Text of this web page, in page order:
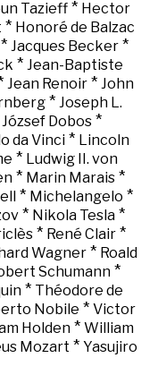
Tazieff * Hector
* Honoré de Balzac
* Jacques Becker *
* Jean-Baptiste
Jean Renoir* John
* Joseph L.
József Dobos *
da Vinci* Lincoln
* Ludwig II. von
* Marin Marais*
* Michelangelo *
* Nikola Tesla *
* René Clair*
Wagner* Roald
Schumann*
* Théodore de
Nobile * Victor
Holden* William
Mozart * Yasujiro